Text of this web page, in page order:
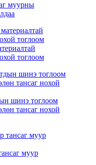
муурны
тоглоом
шинэ тоглоом
тансаг нохой
муур